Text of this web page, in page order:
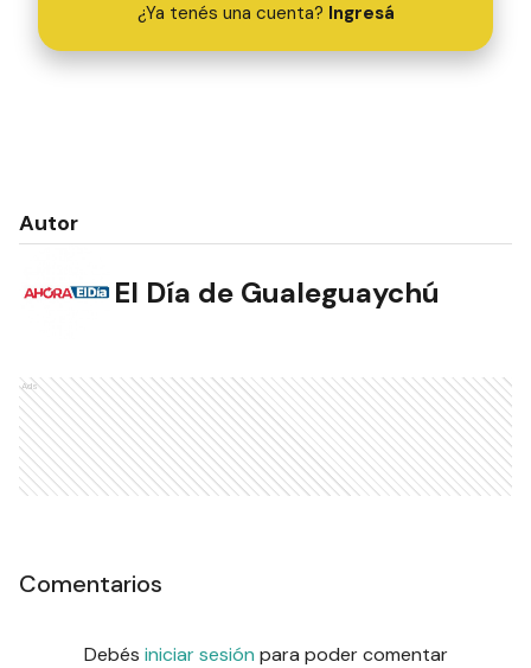
¿Ya tenés una cuenta? Ingresá
Autor
El Día de Gualeguaychú
Ads
Comentarios
Debés iniciar sesión para poder comentar